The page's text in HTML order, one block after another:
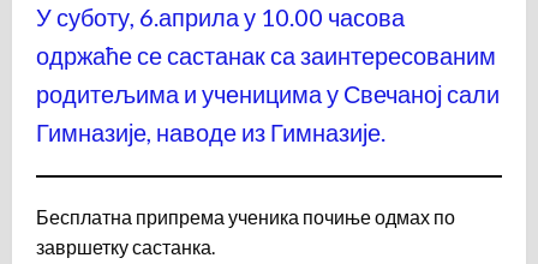
У суботу, 6.априла у 10.00 часова
одржаће се састанак са заинтересованим
родитељима и ученицима у Свечаној сали
Гимназије, наводе из Гимназије.
Бесплатна припрема ученика почиње одмах по
завршетку састанка.